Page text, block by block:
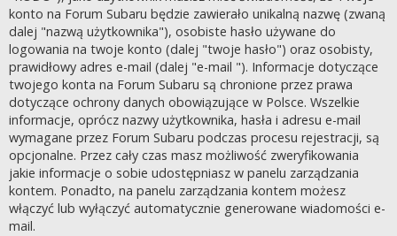
konto na Forum Subaru będzie zawierało unikalną nazwę (zwaną
dalej "nazwą użytkownika"), osobiste hasło używane do
logowania na twoje konto (dalej "twoje hasło") oraz osobisty,
prawidłowy adres e-mail (dalej "e-mail "). Informacje dotyczące
twojego konta na Forum Subaru są chronione przez prawa
dotyczące ochrony danych obowiązujące w Polsce. Wszelkie
informacje, oprócz nazwy użytkownika, hasła i adresu e-mail
wymagane przez Forum Subaru podczas procesu rejestracji, są
opcjonalne. Przez cały czas masz możliwość zweryfikowania
jakie informacje o sobie udostępniasz w panelu zarządzania
kontem. Ponadto, na panelu zarządzania kontem możesz
włączyć lub wyłączyć automatycznie generowane wiadomości e-
mail.